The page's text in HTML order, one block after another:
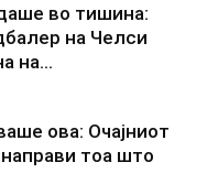
во тишина:
на Челси
на...
ова: Очајниот
тоа што